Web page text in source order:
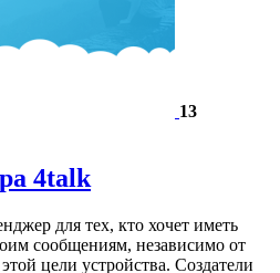
13
4talk
для тех, кто хочет иметь
сообщениям, независимо от
цели устройства. Создатели